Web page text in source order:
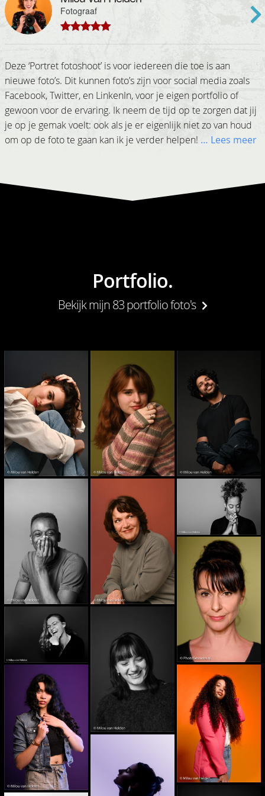
Fotograaf
Deze ‘Portret fotoshoot’ is voor iedereen die toe is aan
nieuwe foto’s. Dit kunnen foto’s zijn voor social media zoals
Facebook, Twitter, en LinkenIn, voor je eigen portfolio of
gewoon voor de ervaring. Ik neem de tijd op te zorgen dat jij
je op je gemak voelt: ook als je er eigenlijk niet zo van houd
om op de foto te gaan kan ik je verder helpen! … Lees meer
Portfolio.
Bekijk mijn 83 portfolio foto's